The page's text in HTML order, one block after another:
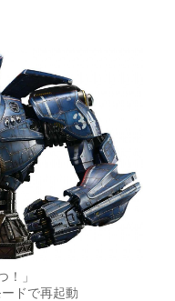
！」
ドで再起動